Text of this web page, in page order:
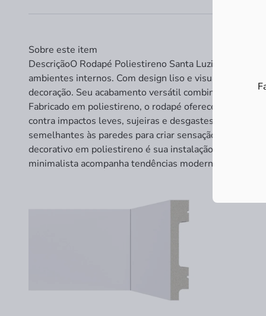
Sobre este item
DescriçãoO Rodapé Poliestireno Santa Luzia Bellitas
ambientes internos. Com design liso e visual clean,
decoração. Seu acabamento versátil combina
Fabricado em poliestireno, o rodapé oferece
contra impactos leves, sujeiras e desgastes, também
semelhantes às paredes para criar sensação de
decorativo em poliestireno é sua instalação prática e
minimalista acompanha tendências modernas de